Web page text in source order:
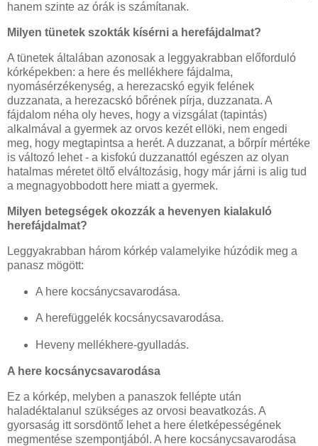
hanem szinte az órák is számítanak.
Milyen tünetek szokták kísérni a herefájdalmat?
A tünetek általában azonosak a leggyakrabban előforduló
kórképekben: a here és mellékhere fájdalma,
nyomásérzékenység, a herezacskó egyik felének
duzzanata, a herezacskó bőrének pírja, duzzanata. A
fájdalom néha oly heves, hogy a vizsgálat (tapintás)
alkalmával a gyermek az orvos kezét ellöki, nem engedi
meg, hogy megtapintsa a herét. A duzzanat, a bőrpír mértéke
is változó lehet - a kisfokú duzzanattól egészen az olyan
hatalmas méretet öltő elváltozásig, hogy már járni is alig tud
a megnagyobbodott here miatt a gyermek.
Milyen betegségek okozzák a hevenyen kialakuló
herefájdalmat?
Leggyakrabban három kórkép valamelyike húzódik meg a
panasz mögött:
A here kocsánycsavarodása.
A herefüggelék kocsánycsavarodása.
Heveny mellékhere-gyulladás.
A here kocsánycsavarodása
Ez a kórkép, melyben a panaszok fellépte után
haladéktalanul szükséges az orvosi beavatkozás. A
gyorsaság itt sorsdöntő lehet a here életképességének
megmentése szempontjából. A here kocsánycsavarodása